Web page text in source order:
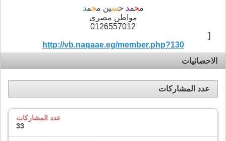
محمد حسين محمد
مواطن مصرى
0126557012
[
http://vb.naqaae.eg/member.php?130
الاحصائيات
عدد المشاركات
عدد المشاركات
33